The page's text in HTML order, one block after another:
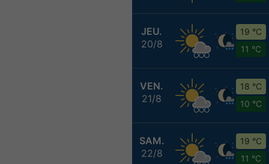
JEU.
20/8
19 °C
11 °C
VEN.
21/8
18 °C
10 °C
SAM.
22/8
19 °C
11 °C